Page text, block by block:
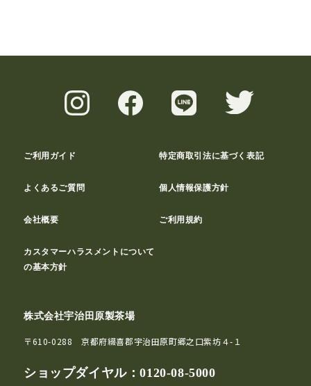
ご利用ガイド 特定商取引法に基づく表記
よくあるご質問 個人情報保護方針
会社概要 ご利用規約
カスタマーハラスメントについて
の基本方針
株式会社宇治田原製茶場
〒610-0288 京都府綴喜郡宇治田原町郷之口紫坊４-１
ショップダイヤル：0120-08-5000